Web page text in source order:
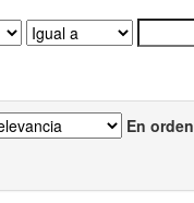
En orden